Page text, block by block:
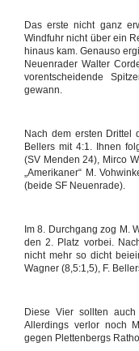
Das erste nicht ganz
Windfuhr nicht über ein
hinaus kam. Genauso
Neuenrader Walter
vorentscheidende
gewann.
Nach dem ersten Drittel
Bellers mit 4:1. Ihnen
(SV Menden 24), Mirco
„Amerikaner“ M.
(beide SF Neuenrade).
Im 8. Durchgang zog M.
den 2. Platz vorbei.
nicht mehr so dicht
Wagner (8,5:1,5), F.
Diese Vier sollten
Allerdings verlor noch
gegen Plettenbergs